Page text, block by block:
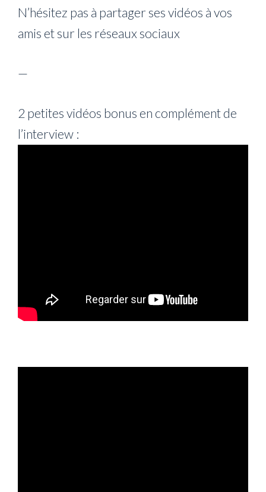
N’hésitez pas à partager ses vidéos à vos
amis et sur les réseaux sociaux
—
2 petites vidéos bonus en complément de
l’interview :